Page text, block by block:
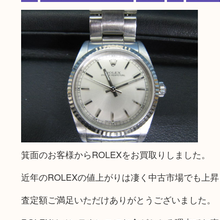
箕面のお客様からROLEXをお買取りしました。
近年のROLEXの値上がりは凄く中古市場でも上昇
査定額ご満足いただけありがとうございました。